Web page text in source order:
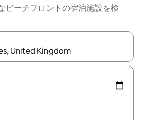
ビーチフロントの宿泊施設を検
たら、上下の矢印キーを使って移動するか